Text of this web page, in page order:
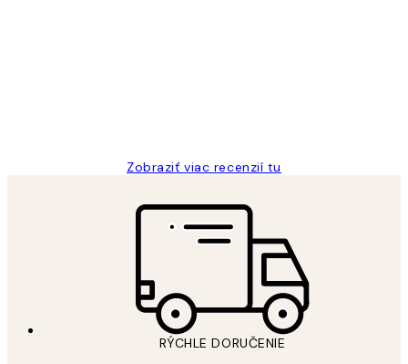
Zobraziť viac recenzií tu
RÝCHLE DORUČENIE